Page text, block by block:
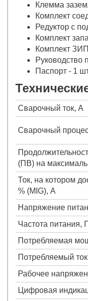
Клемма
Комплект
Редуктор с
Комплект
Комплект
Руководство
Паспорт - 1
Сварочный ток, А
Сварочный
(ПВ) на
Ток, на котором
% (MIG), А
Напряжение
Частота питания,
Потребляемая
Потребляемый
Рабочее
Цифровая